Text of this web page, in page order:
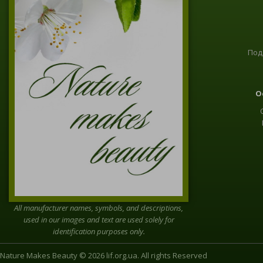
All manufacturer names, symbols, and descriptions,
used in our images and text are used solely for
identification purposes only.
Nature Makes Beauty © 2026 lif.org.ua. All rights Reserved